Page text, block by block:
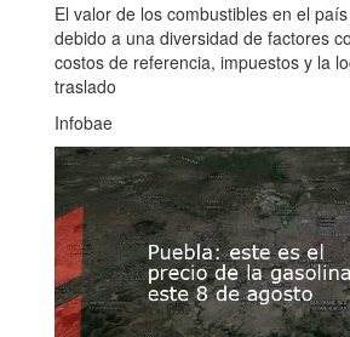
El valor de los combustibles en el
debido a una diversidad de factores
costos de referencia, impuestos y la
traslado
Infobae